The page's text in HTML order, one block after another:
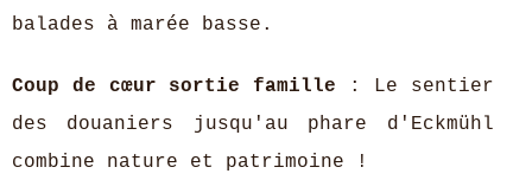
balades à marée basse.
Coup de cœur sortie famille : Le sentier
des douaniers jusqu'au phare d'Eckmühl
combine nature et patrimoine !